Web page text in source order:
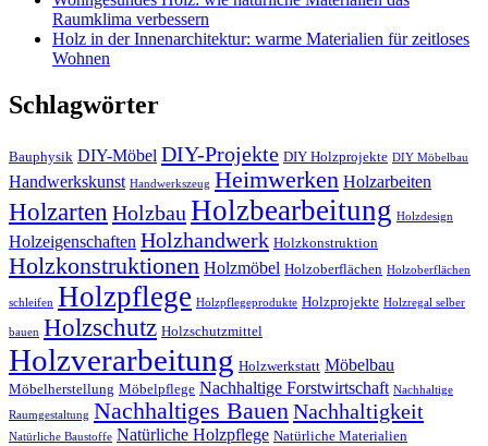
Raumklima verbessern
Holz in der Innenarchitektur: warme Materialien für zeitloses
Wohnen
Schlagwörter
Bauphysik DIY-Möbel DIY-Projekte DIY Holzprojekte DIY Möbelbau
Handwerkskunst Handwerkszeug Heimwerken Holzarbeiten
Holzarten Holzbau Holzbearbeitung Holzdesign
Holzeigenschaften Holzhandwerk Holzkonstruktion
Holzkonstruktionen Holzmöbel Holzoberflächen Holzoberflächen
schleifen Holzpflege Holzpflegeprodukte Holzprojekte Holzregal selber
bauen Holzschutz Holzschutzmittel
Holzverarbeitung Holzwerkstatt Möbelbau
Möbelherstellung Möbelpflege Nachhaltige Forstwirtschaft Nachhaltige
Raumgestaltung Nachhaltiges BauenNachhaltigkeit
Natürliche Baustoffe Natürliche Holzpflege Natürliche Materialien